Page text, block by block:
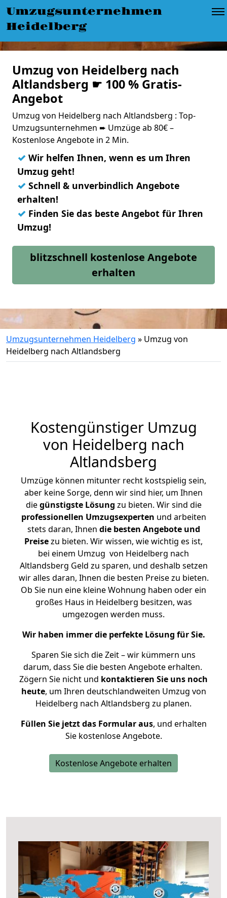
Umzugsunternehmen
Heidelberg
Umzug von Heidelberg nach
Altlandsberg ☛ 100 % Gratis-
Angebot
Umzug von Heidelberg nach Altlandsberg : Top-
Umzugsunternehmen ➨ Umzüge ab 80€ –
Kostenlose Angebote in 2 Min.
✓ Wir helfen Ihnen, wenn es um Ihren
Umzug geht!
✓ Schnell & unverbindlich Angebote
erhalten!
✓ Finden Sie das beste Angebot für Ihren
Umzug!
blitzschnell kostenlose Angebote
erhalten
Umzugsunternehmen Heidelberg » Umzug von
Heidelberg nach Altlandsberg
Kostengünstiger Umzug
von Heidelberg nach
Altlandsberg
Umzüge können mitunter recht kostspielig sein,
aber keine Sorge, denn wir sind hier, um Ihnen
diegünstigste Lösung zu bieten. Wir sind die
professionellen Umzugsexperten und arbeiten
stets daran, Ihnen die besten Angebote und
Preisezu bieten. Wir wissen, wie wichtig es ist,
bei einem Umzug von Heidelberg nach
Altlandsberg Geld zu sparen, und deshalb setzen
wir alles daran, Ihnen die besten Preise zu bieten.
Ob Sie nun eine kleine Wohnung haben oder ein
großes Haus in Heidelberg besitzen, was
umgezogen werden muss.
Wir haben immer die perfekte Lösung für Sie.
Sparen Sie sich die Zeit – wir kümmern uns
darum, dass Sie die besten Angebote erhalten.
Zögern Sie nicht und kontaktieren Sie uns noch
heute, um Ihren deutschlandweiten Umzug von
Heidelberg nach Altlandsberg zu planen.
Füllen Sie jetzt das Formular aus, und erhalten
Sie kostenlose Angebote.
Kostenlose Angebote erhalten